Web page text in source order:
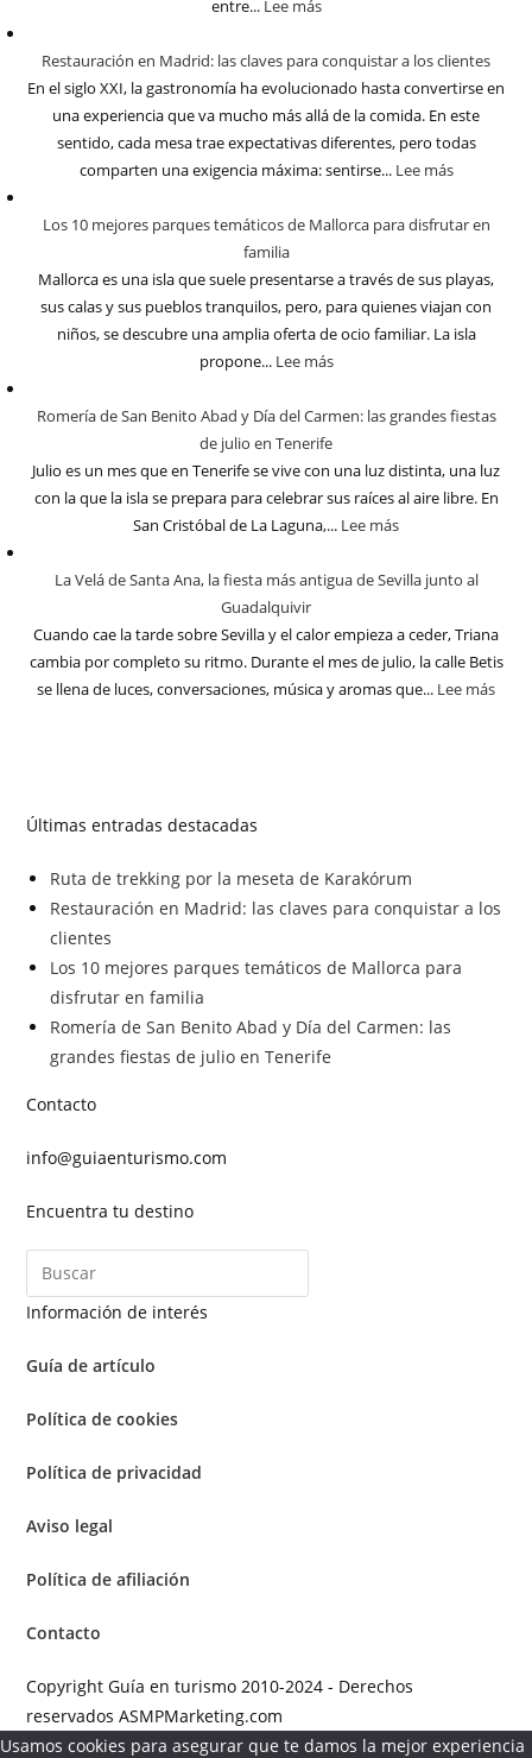
entre... Lee más
Restauración en Madrid: las claves para conquistar a los clientes
En el siglo XXI, la gastronomía ha evolucionado hasta convertirse en
una experiencia que va mucho más allá de la comida. En este
sentido, cada mesa trae expectativas diferentes, pero todas
comparten una exigencia máxima: sentirse... Lee más
Los 10 mejores parques temáticos de Mallorca para disfrutar en
familia
Mallorca es una isla que suele presentarse a través de sus playas,
sus calas y sus pueblos tranquilos, pero, para quienes viajan con
niños, se descubre una amplia oferta de ocio familiar. La isla
propone... Lee más
Romería de San Benito Abad y Día del Carmen: las grandes fiestas
de julio en Tenerife
Julio es un mes que en Tenerife se vive con una luz distinta, una luz
con la que la isla se prepara para celebrar sus raíces al aire libre. En
San Cristóbal de La Laguna,... Lee más
La Velá de Santa Ana, la fiesta más antigua de Sevilla junto al
Guadalquivir
Cuando cae la tarde sobre Sevilla y el calor empieza a ceder, Triana
cambia por completo su ritmo. Durante el mes de julio, la calle Betis
se llena de luces, conversaciones, música y aromas que... Lee más
Últimas entradas destacadas
Ruta de trekking por la meseta de Karakórum
Restauración en Madrid: las claves para conquistar a los
clientes
Los 10 mejores parques temáticos de Mallorca para
disfrutar en familia
Romería de San Benito Abad y Día del Carmen: las
grandes fiestas de julio en Tenerife
Contacto
info@guiaenturismo.com
Encuentra tu destino
Información de interés
Guía de artículo
Política de cookies
Política de privacidad
Aviso legal
Política de afiliación
Contacto
Copyright Guía en turismo 2010-2024 - Derechos
reservados ASMPMarketing.com
Usamos cookies para asegurar que te damos la mejor experiencia